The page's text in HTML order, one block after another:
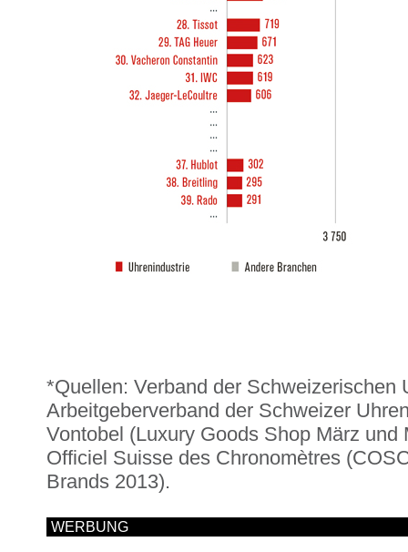
*Quellen: Verband der Schweizerischen
Arbeitgeberverband der Schweizer
Vontobel (Luxury Goods Shop März und
Officiel Suisse des Chronomètres
Brands 2013).
WERBUNG